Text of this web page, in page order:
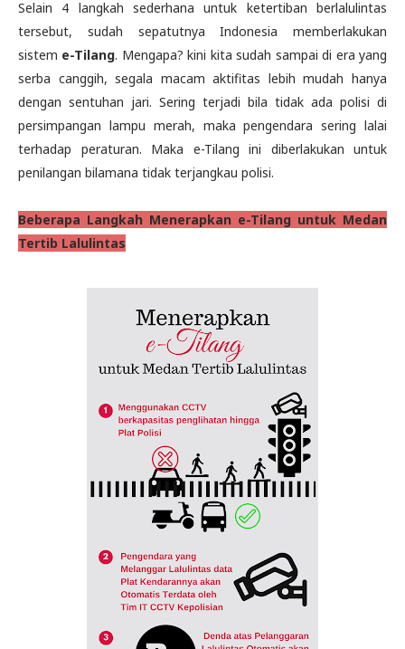
Selain 4 langkah sederhana untuk ketertiban berlalulintas
tersebut, sudah sepatutnya Indonesia memberlakukan
sistem e-Tilang. Mengapa? kini kita sudah sampai di era yang
serba canggih, segala macam aktifitas lebih mudah hanya
dengan sentuhan jari. Sering terjadi bila tidak ada polisi di
persimpangan lampu merah, maka pengendara sering lalai
terhadap peraturan. Maka e-Tilang ini diberlakukan untuk
penilangan bilamana tidak terjangkau polisi.
Beberapa Langkah Menerapkan e-Tilang untuk Medan
Tertib Lalulintas